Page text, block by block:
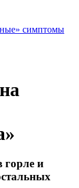
симптомы
горле и